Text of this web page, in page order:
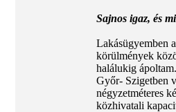
Sajnos igaz, és
Lakásügyemben
körülmények
halálukig ápoltam.
Győr- Szigetben
négyzetméteres
közhivatali